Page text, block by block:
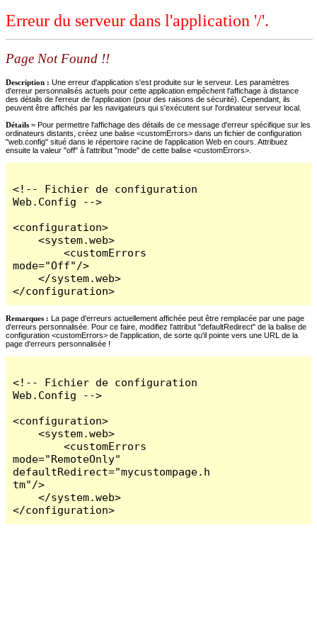
Erreur du serveur dans l'application '/'.
Page Not Found !!
Description : Une erreur d'application s'est produite sur le serveur. Les paramètres
d'erreur personnalisés actuels pour cette application empêchent l'affichage à distance
des détails de l'erreur de l'application (pour des raisons de sécurité). Cependant, ils
peuvent être affichés par les navigateurs qui s'exécutent sur l'ordinateur serveur local.
Détails = Pour permettre l'affichage des détails de ce message d'erreur spécifique sur les
ordinateurs distants, créez une balise <customErrors> dans un fichier de configuration
"web.config" situé dans le répertoire racine de l'application Web en cours. Attribuez
ensuite la valeur "off" à l'attribut "mode" de cette balise <customErrors>.
<!-- Fichier de configuration
Web.Config -->
<configuration>
    <system.web>
        <customErrors
mode="Off"/>
    </system.web>
</configuration>
Remarques : La page d'erreurs actuellement affichée peut être remplacée par une page
d'erreurs personnalisée. Pour ce faire, modifiez l'attribut "defaultRedirect" de la balise de
configuration <customErrors> de l'application, de sorte qu'il pointe vers une URL de la
page d'erreurs personnalisée !
<!-- Fichier de configuration
Web.Config -->
<configuration>
    <system.web>
        <customErrors
mode="RemoteOnly"
defaultRedirect="mycustompage.h
tm"/>
    </system.web>
</configuration>